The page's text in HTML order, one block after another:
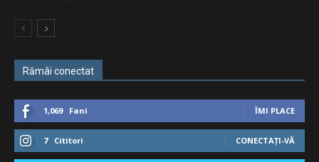
Rămâi conectat
1,069 Fani ÎMI PLACE
7 Cititori CONECTAȚI-VĂ